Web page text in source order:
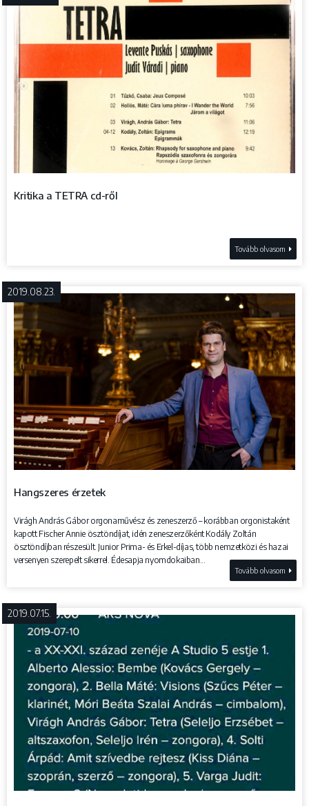
Kritika a TETRA cd-ről
Tovább olvasom
2019.08.23.
Hangszeres érzetek
Virágh András Gábor orgonaművész és zeneszerző – korábban orgonistaként
kapott Fischer Annie ösztöndíjat, idén zeneszerzőként Kodály Zoltán
ösztöndíjban részesült. Junior Prima- és Erkel-díjas, több nemzetközi és hazai
versenyen szerepelt sikerrel. Édesapja nyomdokaiban...
Tovább olvasom
2019.07.15.